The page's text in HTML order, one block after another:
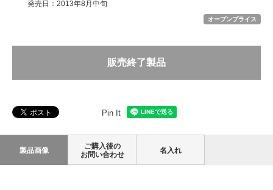
発売日：2013年8月中旬
オープンプライス
販売終了製品
Pin It
製品画像
ご購入後の
お問い合わせ
名入れ